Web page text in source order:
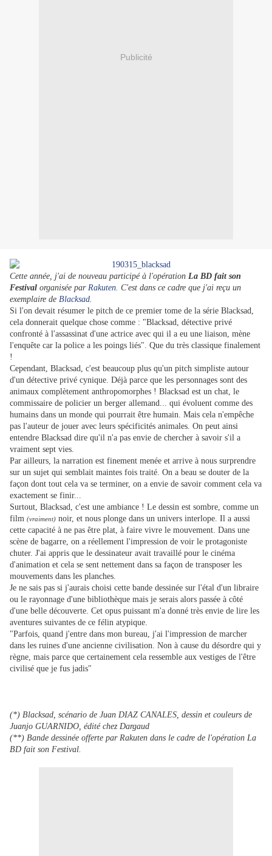
Publicité
Cette année, j'ai de nouveau participé à l'opération La BD fait son
Festival organisée par Rakuten. C'est dans ce cadre que j'ai reçu un
exemplaire de Blacksad.
Si l'on devait résumer le pitch de ce premier tome de la série Blacksad,
cela donnerait quelque chose comme : "Blacksad, détective privé
confronté à l'assassinat d'une actrice avec qui il a eu une liaison, mène
l'enquête car la police a les poings liés". Que du très classique finalement
!
Cependant, Blacksad, c'est beaucoup plus qu'un pitch simpliste autour
d'un détective privé cynique. Déjà parce que les personnages sont des
animaux complètement anthropomorphes ! Blacksad est un chat, le
commissaire de policier un berger allemand... qui évoluent comme des
humains dans un monde qui pourrait être humain. Mais cela n'empêche
pas l'auteur de jouer avec leurs spécificités animales. On peut ainsi
entendre Blacksad dire qu'il n'a pas envie de chercher à savoir s'il a
vraiment sept vies.
Par ailleurs, la narration est finement menée et arrive à nous surprendre
sur un sujet qui semblait maintes fois traité. On a beau se douter de la
façon dont tout cela va se terminer, on a envie de savoir comment cela va
exactement se finir...
Surtout, Blacksad, c'est une ambiance ! Le dessin est sombre, comme un
film (vraiment) noir, et nous plonge dans un univers interlope. Il a aussi
cette capacité à ne pas être plat, à faire vivre le mouvement. Dans une
scène de bagarre, on a réellement l'impression de voir le protagoniste
chuter. J'ai appris que le dessinateur avait travaillé pour le cinéma
d'animation et cela se sent nettement dans sa façon de transposer les
mouvements dans les planches.
Je ne sais pas si j'aurais choisi cette bande dessinée sur l'étal d'un libraire
ou le rayonnage d'une bibliothèque mais je serais alors passée à côté
d'une belle découverte. Cet opus puissant m'a donné très envie de lire les
aventures suivantes de ce félin atypique.
"Parfois, quand j'entre dans mon bureau, j'ai l'impression de marcher
dans les ruines d'une ancienne civilisation. Non à cause du désordre qui y
règne, mais parce que certainement cela ressemble aux vestiges de l'être
civilisé que je fus jadis"
(*) Blacksad, scénario de Juan DIAZ CANALES, dessin et couleurs de
Juanjo GUARNIDO, édité chez Dargaud
(**) Bande dessinée offerte par Rakuten dans le cadre de l'opération La
BD fait son Festival.